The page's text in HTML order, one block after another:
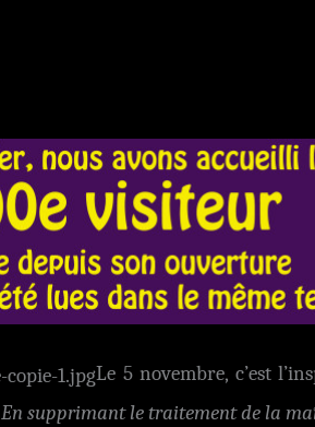
Le 5 novembre, c’est
En supprimant le traitementde la